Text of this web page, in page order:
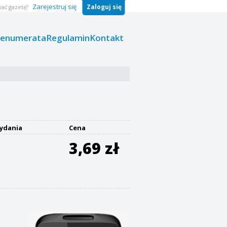
RegulaminKontakt
gazetę? Zarejestruj się Zaloguj się
Cena
3,69 zł